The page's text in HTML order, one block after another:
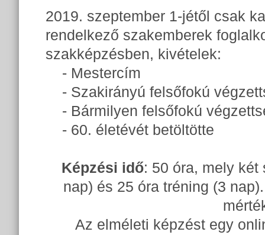
2019. szeptember 1-jétől csak
rendelkező szakemberek
szakképzésben, kivételek:
- Mestercím
- Szakirányú felsőfokú
- Bármilyen felsőfokú
- 60. életévét betöltötte
Képzési idő: 50 óra, mely
nap) és 25 óra tréning (3
Az elméleti képzést egy